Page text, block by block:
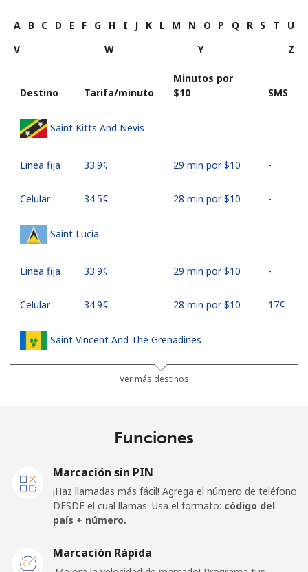
A B C D E F G H I J K L M N O P Q R S T
U
V
W Y Z
Destino Tarifa/minuto
Minutos por
⁦$10⁩
SMS
Saint Kitts And Nevis
Línea fija ⁦33.9¢⁩ 29 min por ⁦$10⁩ -
Celular ⁦34.5¢⁩ 28 min por ⁦$10⁩ -
Saint Lucia
Línea fija ⁦33.9¢⁩ 29 min por ⁦$10⁩ -
Celular ⁦34.9¢⁩ 28 min por ⁦$10⁩ ⁦17¢⁩
Saint Vincent And The Grenadines
32 min por ⁦$10⁩
Línea fija
⁦133.9¢⁩
San Marino
Ver más destinos
Funciones
Marcación sin PIN
¡Haz llamadas más fácil! Agrega el número de teléfono
DESDE el cual llamas. Usa el formato: código del
país + número.
Marcación Rápida